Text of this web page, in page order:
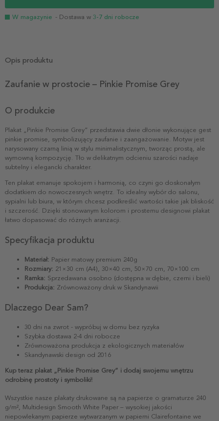
W magazynie - Dostawa w 3-7 dni robocze
Opis produktu
Zaufanie w prostocie – Pinkie Promise Grey
O produkcie
Plakat „Pinkie Promise Grey” przedstawia dwie dłonie wykonujące gest
pinkie promise, symbolizujący zaufanie i zaangażowanie. Motyw jest
narysowany czarną linią w stylu minimalistycznym, tworząc prostą, ale
wymowną kompozycję. Tło w delikatnym odcieniu szarości nadaje
subtelny i elegancki charakter.
Ten plakat emanuje spokojem i harmonią, co czyni go doskonałym
dodatkiem do nowoczesnych wnętrz. To idealny wybór do salonu,
sypialni lub biura, w którym chcesz podkreślić wartości takie jak bliskość
i szczerość. Dzięki stonowanym kolorom i prostemu designowi plakat
łatwo dopasować do różnych aranżacji.
Specyfikacja produktu
Materiał: Papier matowy premium 240g
Rozmiary: 21×30 cm (A4), 30×40 cm, 50×70 cm, 70×100 cm
Ramka: Sprzedawana osobno (dostępna w dębie, czerni i bieli)
Produkcja: Zrównoważony druk w Skandynawii
Dlaczego Dear Sam?
30 dni na zwrot - wypróbuj w domu bez ryzyka
Szybka dostawa 2-4 dni robocze
Zrównoważona produkcja z ekologicznych materiałów
Skandynawski design od 2016
Kup teraz plakat „Pinkie Promise Grey” i dodaj swojemu wnętrzu
odrobinę prostoty i symboliki!
Wszystkie nasze plakaty drukowane są na papierze o gramaturze 240
g/m², Multidesign Smooth White Paper – wysokiej jakości
niepowlekanym papierze wytwarzanym w papierni Clairefontaine we